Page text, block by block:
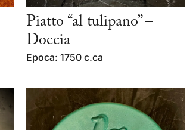
Piatto “al tulipano” –
Doccia
Epoca: 1750 c.ca